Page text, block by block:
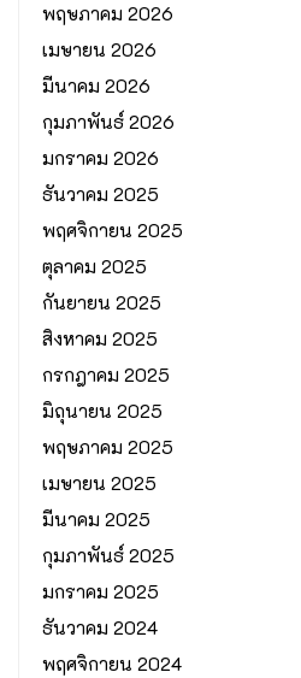
พฤษภาคม 2026
เมษายน 2026
มีนาคม 2026
กุมภาพันธ์ 2026
มกราคม 2026
ธันวาคม 2025
พฤศจิกายน 2025
ตุลาคม 2025
กันยายน 2025
สิงหาคม 2025
กรกฎาคม 2025
มิถุนายน 2025
พฤษภาคม 2025
เมษายน 2025
มีนาคม 2025
กุมภาพันธ์ 2025
มกราคม 2025
ธันวาคม 2024
พฤศจิกายน 2024